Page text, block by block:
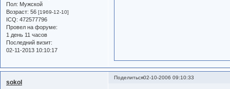
Пол: Мужской
Возраст: 56 [1969-12-10]
ICQ: 472577796
Провел на форуме:
1 день 11 часов
Последний визит:
02-11-2013 10:10:17
Поделиться02-10-2006 09:10:33
sokol